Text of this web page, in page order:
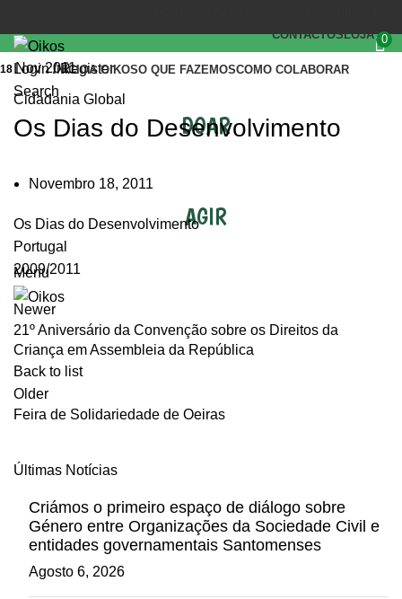
CONTACTOSLOJA 0
Login / Register
Search
INÍCIOA OIKOSO QUE FAZEMOSCOMO COLABORAR
DOAR
AGIR
Menu
Cidadania Global
Os Dias do Desenvolvimento
Novembro 18, 2011
18 Nov 2011
Os Dias do Desenvolvimento
Portugal
2009/2011
Newer
21º Aniversário da Convenção sobre os Direitos da
Criança em Assembleia da República
Back to list
Older
Feira de Solidariedade de Oeiras
Últimas Notícias
Criámos o primeiro espaço de diálogo sobre
Género entre Organizações da Sociedade Civil e
entidades governamentais Santomenses
Agosto 6, 2026